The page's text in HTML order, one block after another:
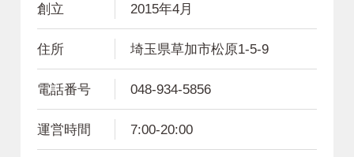
創立 2015年4月
住所 埼玉県草加市松原1-5-9
電話番号 048-934-5856
運営時間 7:00-20:00